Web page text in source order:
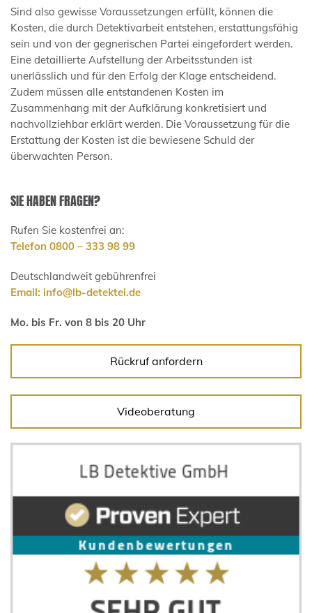
Sind also gewisse Voraussetzungen erfüllt, können die
Kosten, die durch Detektivarbeit entstehen, erstattungsfähig
sein und von der gegnerischen Partei eingefordert werden.
Eine detaillierte Aufstellung der Arbeitsstunden ist
unerlässlich und für den Erfolg der Klage entscheidend.
Zudem müssen alle entstandenen Kosten im
Zusammenhang mit der Aufklärung konkretisiert und
nachvollziehbar erklärt werden. Die Voraussetzung für die
Erstattung der Kosten ist die bewiesene Schuld der
überwachten Person.
SIE HABEN FRAGEN?
Rufen Sie kostenfrei an:
Telefon 0800 – 333 98 99
Deutschlandweit gebührenfrei
Email: info@lb-detektei.de
Mo. bis Fr. von 8 bis 20 Uhr
Rückruf anfordern
Videoberatung